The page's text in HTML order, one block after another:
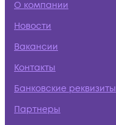
О компании
Новости
Вакансии
Контакты
Банковские реквизиты
Партнеры